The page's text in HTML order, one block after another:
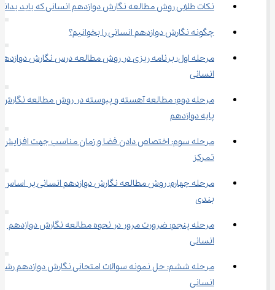
نکات طلایی روش مطالعه نگارش دوازدهم انسانی که باید
چگونه نگارش دوازدهم انسانی را بخوانیم؟
مرحله اول: برنامه ریزی در روش مطالعه درس نگارش
انسانی
مرحله دوم: مطالعه آهسته و پیوسته در روش مطالعه نگارش
پایه دوازدهم
مرحله سوم: اختصاص دادن فضا و زمان مناسب جهت افزایش
تمرکز
مرحله چهارم: روش مطالعه نگارش دوازدهم انسانی بر اساس
بندی
مرحله پنجم: ضرورت مرور در نحوه مطالعه نگارش دوازدهم
انسانی
مرحله ششم: حل نمونه سوالات امتحانی نگارش دوازدهم
انسانی